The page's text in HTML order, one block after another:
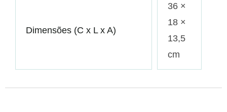
Dimensões (C x L x A)
36 ×
18 ×
13,5
cm